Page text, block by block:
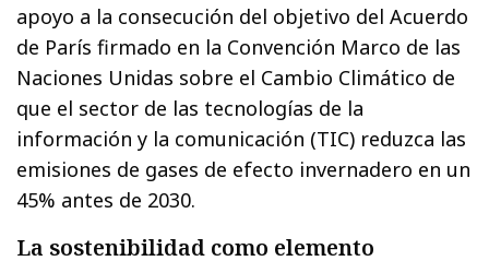
apoyo a la consecución del objetivo del Acuerdo
de París firmado en la Convención Marco de las
Naciones Unidas sobre el Cambio Climático de
que el sector de las tecnologías de la
información y la comunicación (TIC) reduzca las
emisiones de gases de efecto invernadero en un
45% antes de 2030.
La sostenibilidad como elemento